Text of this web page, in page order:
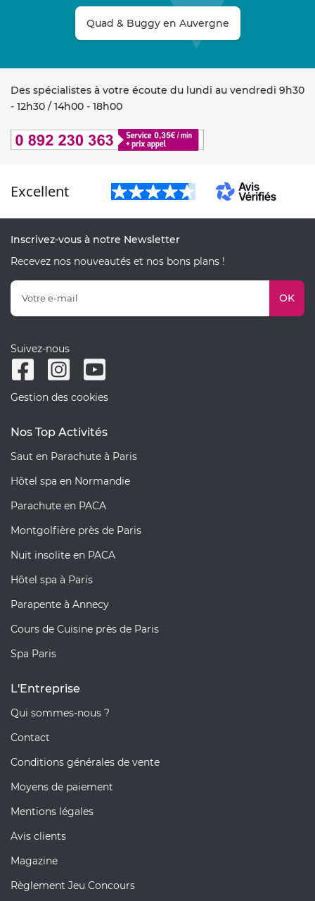
Quad & Buggy en Auvergne
Des spécialistes à votre écoute du lundi au vendredi 9h30
- 12h30 / 14h00 - 18h00
Excellent
Inscrivez-vous à notre Newsletter
Recevez nos nouveautés et nos bons plans !
OK
Suivez-nous
Gestion des cookies
Nos Top Activités
Saut en Parachute à Paris
Hôtel spa en Normandie
Parachute en PACA
Montgolfière près de Paris
Nuit insolite en PACA
Hôtel spa à Paris
Parapente à Annecy
Cours de Cuisine près de Paris
Spa Paris
L'Entreprise
Qui sommes-nous ?
Contact
Conditions générales de vente
Moyens de paiement
Mentions légales
Avis clients
Magazine
Règlement Jeu Concours